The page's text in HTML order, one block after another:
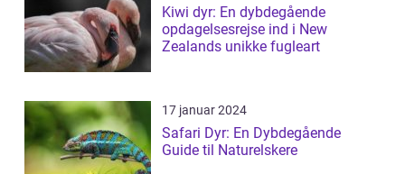
Kiwi dyr: En dybdegående
opdagelsesrejse ind i New
Zealands unikke fugleart
17 januar 2024
Safari Dyr: En Dybdegående
Guide til Naturelskere